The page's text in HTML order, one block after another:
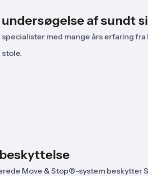
af sundt
med mange års erfaring
Move & Stop®-system beskytter